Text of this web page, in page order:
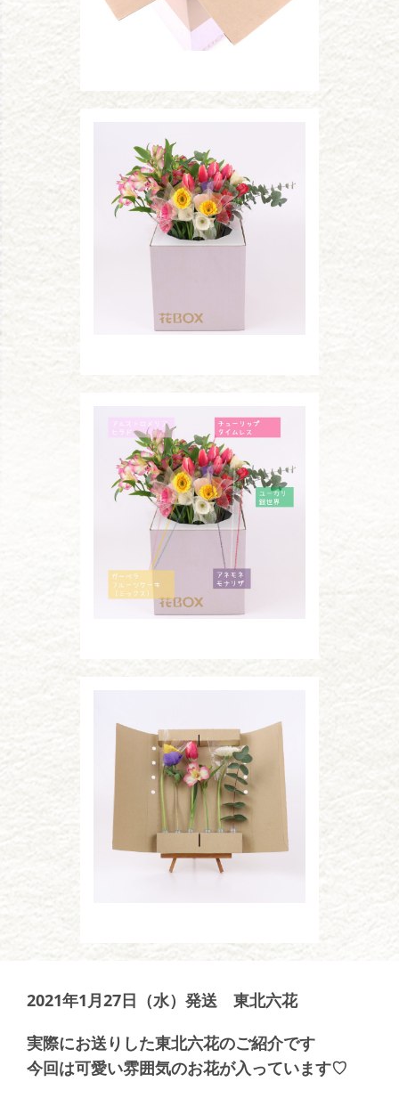
2021年1月27日（水）発送 東北六花
実際にお送りした東北六花のご紹介です
今回は可愛い雰囲気のお花が入っています♡